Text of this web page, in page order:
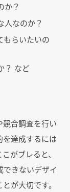
か？
人なのか？
もらいたいの
？ など
合調査を行い
を達成するには
がブレると、
きないデザイ
が大切です。